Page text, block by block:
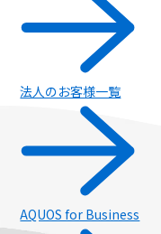
法人のお客様一覧
AQUOS for Business